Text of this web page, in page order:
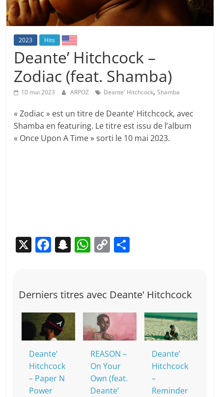
2023 Hits
Deante’ Hitchcock –
Zodiac (feat. Shamba)
10 mai 2023 ARPOZ Deante' Hitchcock,Shamba
« Zodiac » est un titre de Deante’ Hitchcock, avec
Shamba en featuring. Le titre est issu de l’album
« Once Upon A Time » sorti le 10 mai 2023.
X F
e
b
o
o
k
S
p
c
h
at
W
s
A
p
p
C
y
Li
n
k
g
er
Derniers titres avec Deante' Hitchcock
Deante’
Hitchcock
– Paper N
Power
REASON –
On Your
Own (feat.
Deante’
Deante’
Hitchcock
–
Reminder